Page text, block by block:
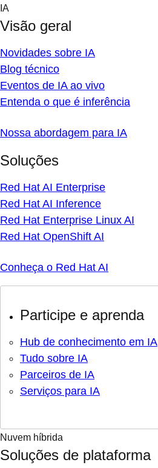
Skip
content
IA
Visão geral
Novidades sobre IA
Blog técnico
Eventos de IA ao vivo
Entenda o que é inferência
Nossa abordagem para IA
Soluções
Red Hat AI Enterprise
Red Hat AI Inference
Red Hat Enterprise Linux AI
Red Hat OpenShift AI
Conheça o Red Hat AI
Participe e aprenda
Hub de conhecimento em IA
Tudo sobre IA
Parceiros de IA
Serviços para IA
Nuvem híbrida
Soluções de plataforma